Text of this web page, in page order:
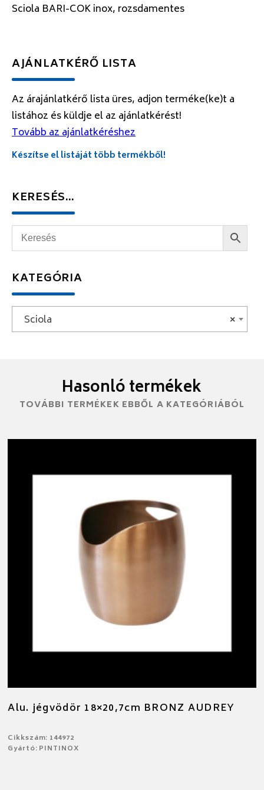
Sciola BARI-COK inox, rozsdamentes
AJÁNLATKÉRŐ LISTA
Az árajánlatkérő lista üres, adjon terméke(ke)t a
listához és küldje el az ajánlatkérést!
Tovább az ajánlatkéréshez
Készítse el listáját több termékből!
KERESÉS…
KATEGÓRIA
×
Sciola
Hasonló termékek
TOVÁBBI TERMÉKEK EBBŐL A KATEGÓRIÁBÓL
Alu. jégvödör 18×20,7cm BRONZ AUDREY
Cikkszám: 144972
Gyártó: PINTINOX